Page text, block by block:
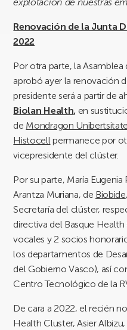
Renovación de la Junta
2022
Por otra parte, la
aprobó ayer la renovación
presidente será a partir de
Biolan Health,en
de Mondragon
Histocellpermanece por
vicepresidente del clúster.
Por su parte, María Eugenia
Arantza Muriana, de Biobide
Secretaría del clúster,
directiva del Basque
vocales y 2 socios
los departamentos de
del Gobierno Vasco), así
Centro Tecnológico de la
De cara a 2022, el recién
Health Cluster, Asier